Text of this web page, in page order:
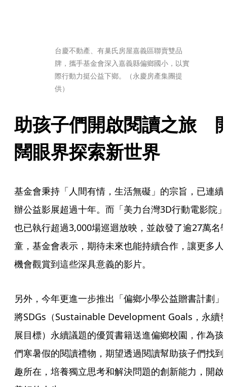
台慶不動產、有巢氏房屋嘉義區聯賣雙品
牌，攜手基金會深入嘉義縣偏鄉國小，以實
際行動力挺公益下鄉。（永慶房產集團提
供）
助孩子們開啟閱讀之旅　
闊眼界探索新世界
基金會秉持「人間有情，生活無礙」的宗旨，已連續
辦公益影展超過十年。而「美力台灣3D行動電影院」
也已執行超過3,000場巡迴放映，並啟發了逾27萬名
童，基金會表示，期待未來也能持續合作，讓更多人
機會觀賞到這些深具意義的影片。
另外，今年更進一步推出「偏鄉小學公益贈書計劃」
將SDGs（Sustainable Development Goals，永續
展目標）永續議題的優質書籍送進偏鄉校園，作為孩
們寒暑假的閱讀禮物，期望透過閱讀幫助孩子們找到
趣所在，培養獨立思考和解決問題的創新能力，開啟